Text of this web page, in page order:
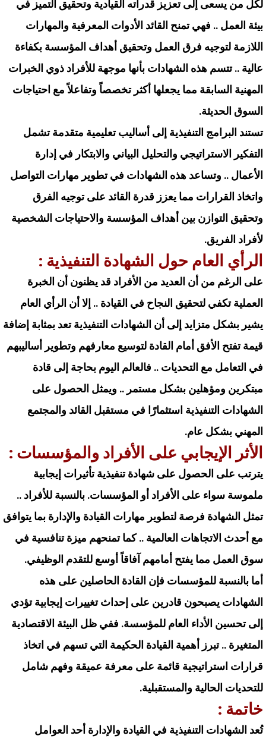
لكل من يسعى إلى تعزيز قدراته القيادية وتحقيق التميز في
بيئة العمل .. فهي تمنح القائد الأدوات المعرفية والمهارات
اللازمة لتوجيه فرق العمل وتحقيق أهداف المؤسسة بكفاءة
عالية .. تتسم هذه الشهادات بأنها موجهة للأفراد ذوي الخبرات
المهنية السابقة مما يجعلها أكثر تخصصاً وتفاعلاً مع احتياجات
السوق الحديثة.
تستند البرامج التنفيذية إلى أساليب تعليمية متقدمة تشمل
التفكير الاستراتيجي والتحليل البياني والابتكار في إدارة
الأعمال .. وتساعد هذه الشهادات في تطوير مهارات التواصل
واتخاذ القرارات مما يعزز قدرة القائد على توجيه الفرق
وتحقيق التوازن بين أهداف المؤسسة والاحتياجات الشخصية
لأفراد الفريق.
الرأي العام حول الشهادة التنفيذية :
على الرغم من أن العديد من الأفراد قد يظنون أن الخبرة
العملية تكفي لتحقيق النجاح في القيادة .. إلا أن الرأي العام
يشير بشكل متزايد إلى أن الشهادات التنفيذية تعد بمثابة إضافة
قيمة تفتح الأفق أمام القادة لتوسيع معارفهم وتطوير أساليبهم
في التعامل مع التحديات .. فالعالم اليوم بحاجة إلى قادة
مبتكرين ومؤهلين بشكل مستمر .. ويمثل الحصول على
الشهادات التنفيذية استثمارًا في مستقبل القائد والمجتمع
المهني بشكل عام.
الأثر الإيجابي على الأفراد والمؤسسات :
يترتب على الحصول على شهادة تنفيذية تأثيرات إيجابية
ملموسة سواء على الأفراد أو المؤسسات. بالنسبة للأفراد ..
تمثل الشهادة فرصة لتطوير مهارات القيادة والإدارة بما يتوافق
مع أحدث الاتجاهات العالمية .. كما تمنحهم ميزة تنافسية في
سوق العمل مما يفتح أمامهم آفاقاً أوسع للتقدم الوظيفي.
أما بالنسبة للمؤسسات فإن القادة الحاصلين على هذه
الشهادات يصبحون قادرين على إحداث تغييرات إيجابية تؤدي
إلى تحسين الأداء العام للمؤسسة. ففي ظل البيئة الاقتصادية
المتغيرة .. تبرز أهمية القيادة الحكيمة التي تسهم في اتخاذ
قرارات استراتيجية قائمة على معرفة عميقة وفهم شامل
للتحديات الحالية والمستقبلية.
خاتمة :
تُعد الشهادات التنفيذية في القيادة والإدارة أحد العوامل